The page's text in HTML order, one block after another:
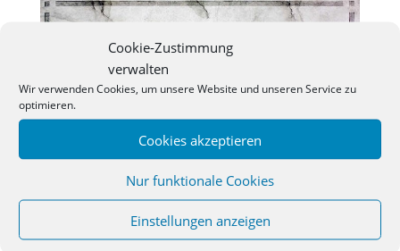
Cookie-Zustimmung
verwalten
Wir verwenden Cookies, um unsere Website und unseren Service zu
optimieren.
Cookies akzeptieren
Nur funktionale Cookies
Einstellungen anzeigen